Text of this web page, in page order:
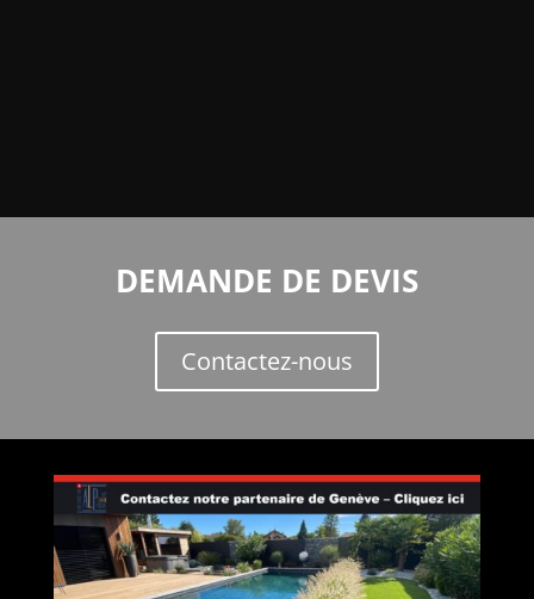
DEMANDE DE DEVIS
Contactez-nous